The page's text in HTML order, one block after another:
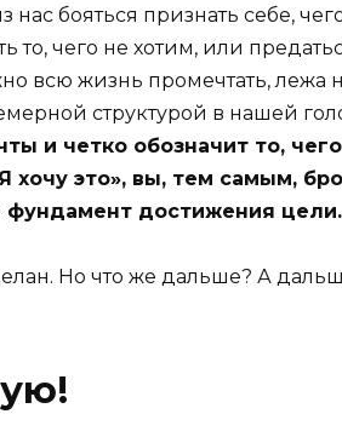
нас бояться признать себе,
то, чего не хотим, или
всю жизнь промечтать, лежа
структурой в нашей
и четко обозначит то,
хочу это», вы, тем самым,
фундамент достижения цели.
Но что же дальше? А